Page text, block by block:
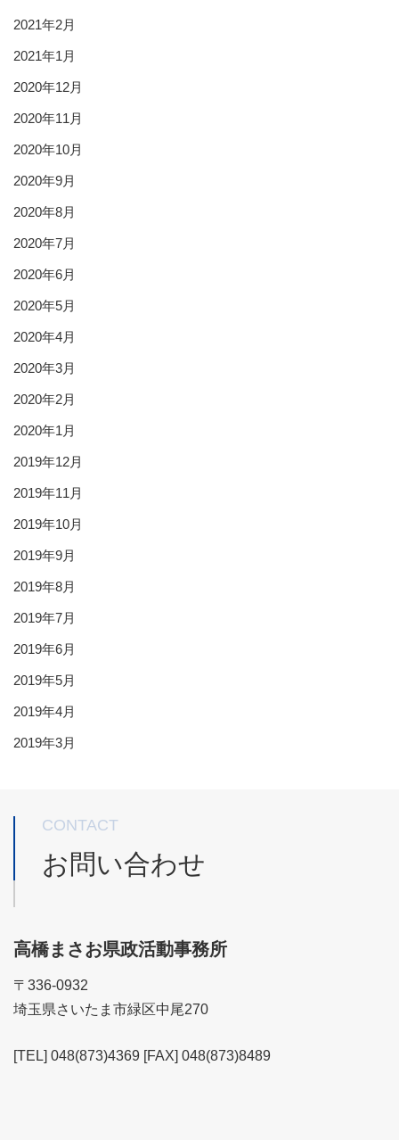
2021年2月
2021年1月
2020年12月
2020年11月
2020年10月
2020年9月
2020年8月
2020年7月
2020年6月
2020年5月
2020年4月
2020年3月
2020年2月
2020年1月
2019年12月
2019年11月
2019年10月
2019年9月
2019年8月
2019年7月
2019年6月
2019年5月
2019年4月
2019年3月
CONTACT
お問い合わせ
高橋まさお県政活動事務所
〒336-0932
埼玉県さいたま市緑区中尾270
[TEL] 048(873)4369 [FAX] 048(873)8489